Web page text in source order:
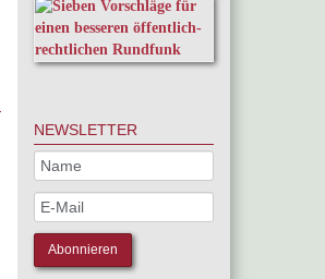
NEWSLETTER